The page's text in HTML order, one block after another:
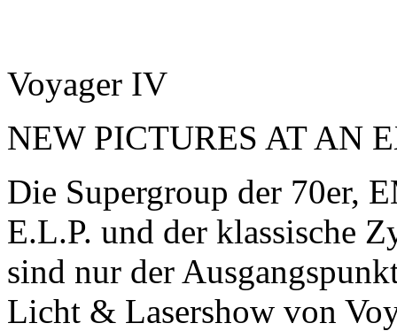
Voyager IV
NEW PICTURES AT AN
Die Supergroup der 70er,
E.L.P. und der klassische
sind nur der
Licht & Lasershow von